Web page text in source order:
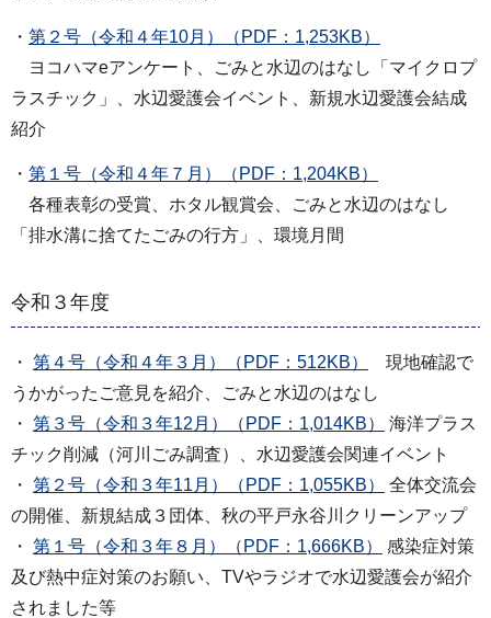
・ 第２号（令和４年10月）（PDF：1,253KB）
ヨコハマeアンケート、ごみと水辺のはなし「マイクロプ
ラスチック」、水辺愛護会イベント、新規水辺愛護会結成
紹介
・ 第１号（令和４年７月）（PDF：1,204KB）
各種表彰の受賞、ホタル観賞会、ごみと水辺のはなし
「排水溝に捨てたごみの行方」、環境月間
令和３年度
・ 第４号（令和４年３月）（PDF：512KB）
現地確認で
うかがったご意見を紹介、ごみと水辺のはなし
・ 第３号（令和３年12月）（PDF：1,014KB）
海洋プラス
チック削減（河川ごみ調査）、水辺愛護会関連イベント
・ 第２号（令和３年11月）（PDF：1,055KB）
全体交流会
の開催、新規結成３団体、秋の平戸永谷川クリーンアップ
・ 第１号（令和３年８月）（PDF：1,666KB）
感染症対策
及び熱中症対策のお願い、TVやラジオで水辺愛護会が紹介
されました等